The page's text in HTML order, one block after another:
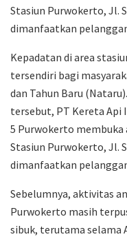
Stasiun Purwokerto, Jl.
dimanfaatkan
Kepadatan di area
tersendiri bagi
dan Tahun Baru
tersebut, PT Kereta Api
5 Purwokerto membuka
Stasiun Purwokerto, Jl.
dimanfaatkan
Sebelumnya, aktivitas
Purwokerto masih
sibuk, terutama selama